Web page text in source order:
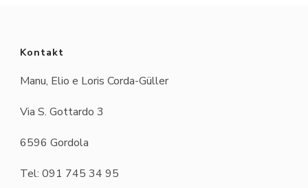
Kontakt
Manu, Elio e Loris Corda-Güller
Via S. Gottardo 3
6596 Gordola
Tel: 091 745 34 95